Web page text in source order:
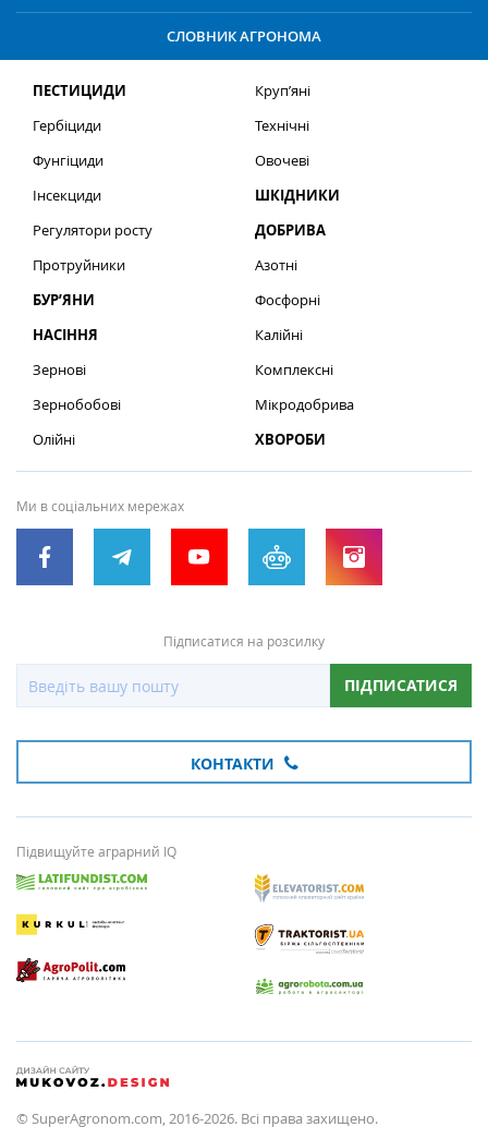
СЛОВНИК АГРОНОМА
ПЕСТИЦИДИ
Гербіциди
Фунгіциди
Інсекциди
Регулятори росту
Протруйники
БУР’ЯНИ
НАСІННЯ
Зернові
Зернобобові
Олійні
Круп’яні
Технічні
Овочеві
ШКІДНИКИ
ДОБРИВА
Азотні
Фосфорні
Калійні
Комплексні
Мікродобрива
ХВОРОБИ
Ми в соціальних мережах
Підписатися на розсилку
ПІДПИСАТИСЯ
КОНТАКТИ
Підвищуйте аграрний IQ
© SuperAgronom.com, 2016-2026. Всі права захищено.